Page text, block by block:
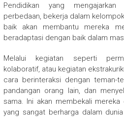
Pendidikan yang
perbedaan, bekerja dalam
baik akan membantu mereka
beradaptasi dengan baik dalam
Melalui kegiatan seperti
kolaboratif, atau kegiatan
cara berinteraksi dengan teman-
pandangan orang lain, dan
sama. Ini akan membekali
yang sangat berharga dalam